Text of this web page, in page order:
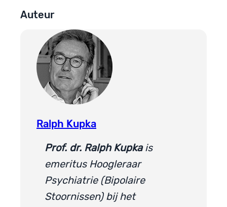
Auteur
Ralph Kupka
Prof. dr. Ralph Kupkais
emeritus Hoogleraar
Psychiatrie (Bipolaire
Stoornissen) bij het